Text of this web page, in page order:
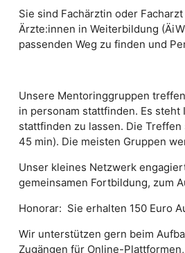
Sie sind Fachärztin oder
Ärzte:innen in Weiterbildung
passenden Weg zu finden und
Unsere Mentoringgruppen
in personam stattfinden. Es
stattfinden zu lassen. Die
45 min). Die meisten Gruppen
Unser kleines Netzwerk
gemeinsamen Fortbildung, zum
Honorar: Sie erhalten 150 Euro
Wir unterstützen gern beim
Zugängen für Online-